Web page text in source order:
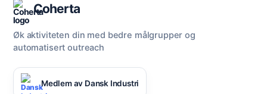
Coherta
Øk aktiviteten din med bedre målgrupper og
automatisert outreach
Medlem av Dansk Industri